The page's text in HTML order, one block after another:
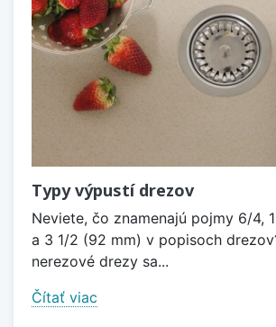
Typy výpustí drezov
Neviete, čo znamenajú pojmy 6/4,
a 3 1/2 (92 mm) v popisoch
nerezové drezy sa...
Čítať viac